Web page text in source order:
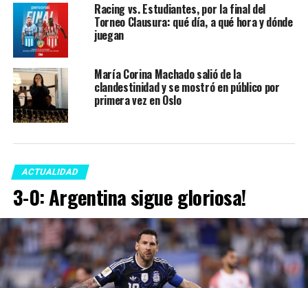
Racing vs. Estudiantes, por la final del
Torneo Clausura: qué día, a qué hora y dónde
juegan
María Corina Machado salió de la
clandestinidad y se mostró en público por
primera vez en Oslo
ACTUALIDAD
3-0: Argentina sigue gloriosa!